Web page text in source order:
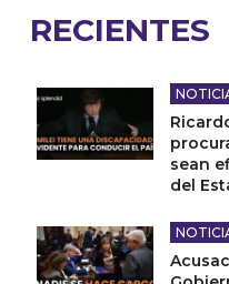
RECIENTES
sean
del